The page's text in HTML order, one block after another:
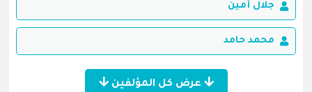
جلال أمين
محمد حامد
عرض كل المؤلفين